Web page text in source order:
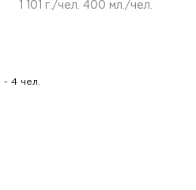
1 101 г./чел. 400 мл./чел.
4 чел.